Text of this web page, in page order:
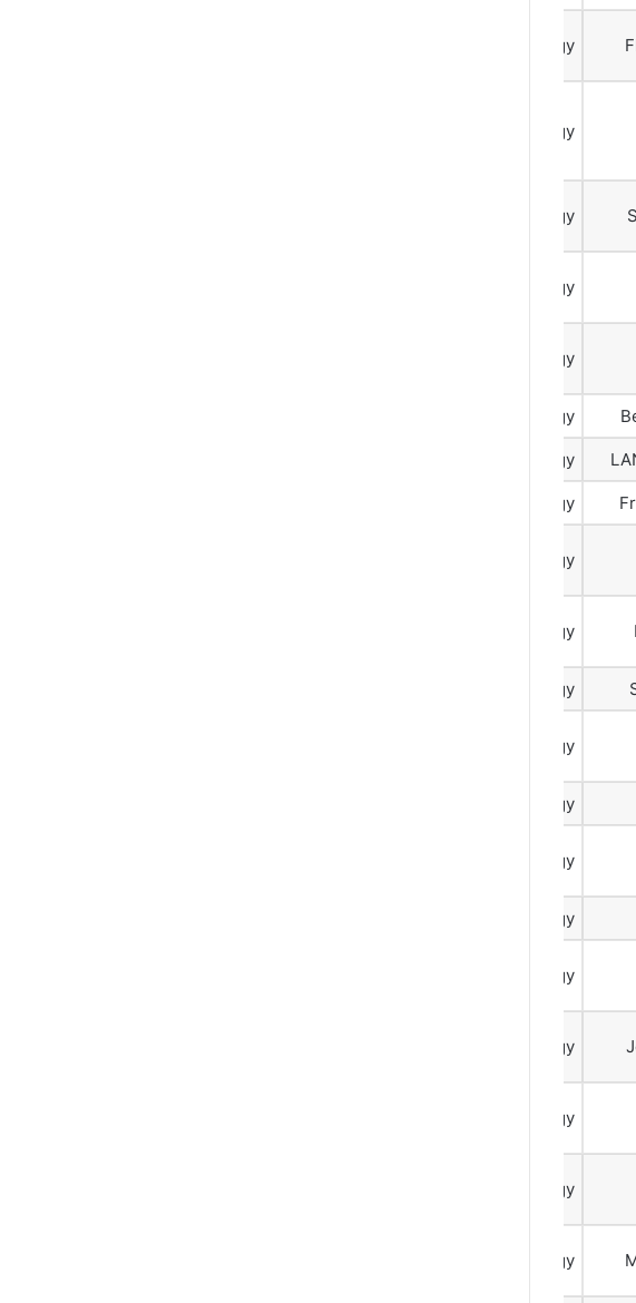
Ophtalmology
Ophtalmology
Ophtalmology
Ophtalmology
Ophtalmology
Ophtalmology
Ophtalmology
Ophtalmology
Ophtalmology
Ophtalmology
Ophtalmology
Ophtalmology
Ophtalmology
Ophtalmology
Ophtalmology
Ophtalmology
Ophtalmology
Ophtalmology
Ophtalmology
Ophtalmology